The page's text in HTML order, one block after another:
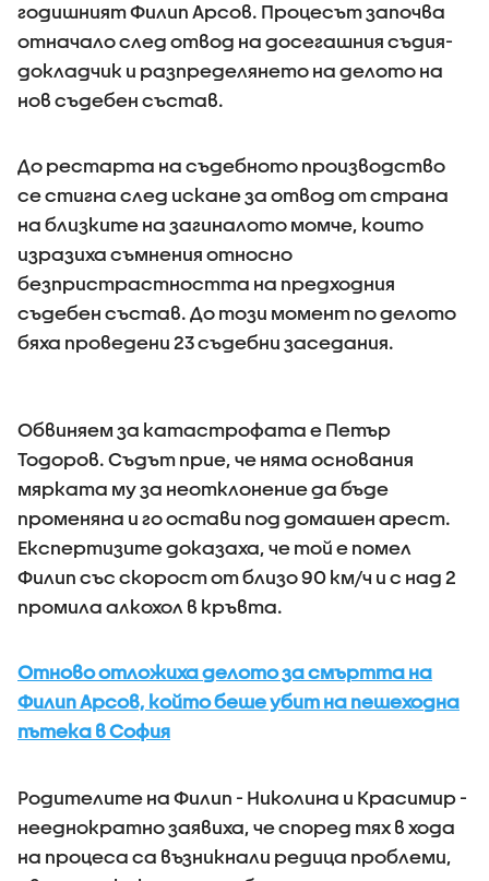
годишният Филип Арсов. Процесът започва
отначало след отвод на досегашния съдия-
докладчик и разпределянето на делото на
нов съдебен състав.
До рестарта на съдебното производство
се стигна след искане за отвод от страна
на близките на загиналото момче, които
изразиха съмнения относно
безпристрастността на предходния
съдебен състав. До този момент по делото
бяха проведени 23 съдебни заседания.
Обвиняем за катастрофата е Петър
Тодоров. Съдът прие, че няма основания
мярката му за неотклонение да бъде
променяна и го остави под домашен арест.
Експертизите доказаха, че той е помел
Филип със скорост от близо 90 км/ч и с над 2
промила алкохол в кръвта.
Отново отложиха делото за смъртта на
Филип Арсов, който беше убит на пешеходна
пътека в София
Родителите на Филип - Николина и Красимир -
нееднократно заявиха, че според тях в хода
на процеса са възникнали редица проблеми,